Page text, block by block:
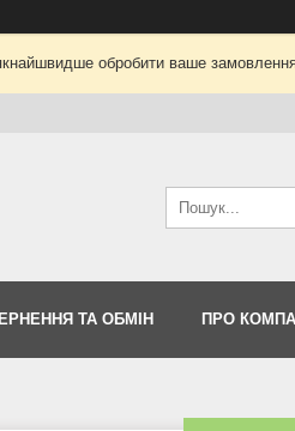
обробити ваше
ТА ОБМІН ПРО